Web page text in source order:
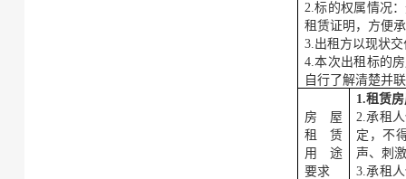
2.标的权属情况
租赁证明，方便
3.出租方以现状
4.本次出租标的
自行了解清楚并
房屋
租赁
用途
要求
1.租赁
2.承租
定，不
声、刺
3.承租